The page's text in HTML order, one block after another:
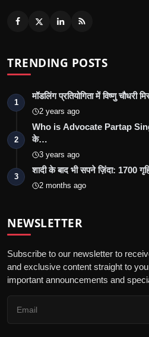
TRENDING POSTS
1
मॉडलिंग प्रतियोगिता में विष्णु
2 years ago
2
Who is Advocate Partap
के…
3 years ago
3
शादी के बाद भी सपने ज़िंदा: 1700
2 months ago
NEWSLETTER
Subscribe to our newsletter to
and exclusive content straight to
important announcements and